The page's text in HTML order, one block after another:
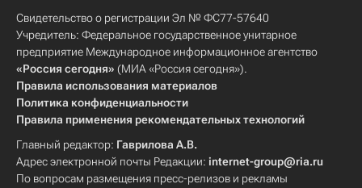
Свидетельство о регистрации Эл № ФС77-57640
Учредитель: Федеральное государственное унитарное
предприятие Международное информационное агентство
«Россия сегодня» (МИА «Россия сегодня»).
Правила использования материалов
Политика конфиденциальности
Правила применения рекомендательных технологий
Главный редактор: Гаврилова А.В.
Адрес электронной почты Редакции: internet-group@ria.ru
По вопросам размещения пресс-релизов и рекламы